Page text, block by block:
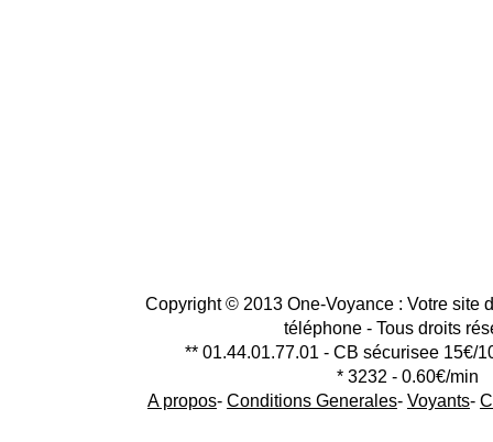
Copyright © 2013 One-Voyance : Votre site
téléphone - Tous droits
** 01.44.01.77.01 - CB sécurisee 15€/
* 3232 - 0.60€/min
A propos- Conditions Generales- Voyants-